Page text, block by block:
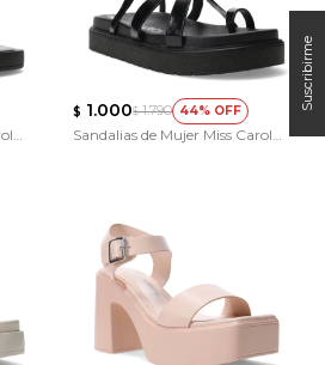
$ 1.000$ 1.790 44
Sandalias de Mujer Miss Carol